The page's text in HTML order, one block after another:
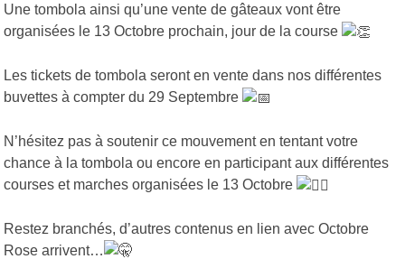
Une tombola ainsi qu’une vente de gâteaux vont être
organisées le 13 Octobre prochain, jour de la course
Les tickets de tombola seront en vente dans nos différentes
buvettes à compter du 29 Septembre
N’hésitez pas à soutenir ce mouvement en tentant votre
chance à la tombola ou encore en participant aux différentes
courses et marches organisées le 13 Octobre
Restez branchés, d’autres contenus en lien avec Octobre
Rose arrivent…